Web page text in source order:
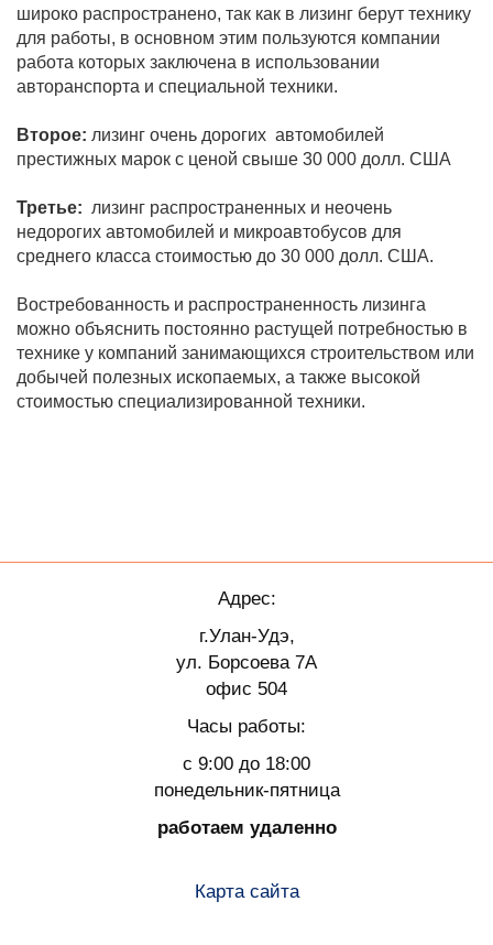
широко распространено, так как в лизинг берут технику
для работы, в основном этим пользуются компании
работа которых заключена в использовании
авторанспорта и специальной техники.
Второе: лизинг очень дорогих автомобилей
престижных марок с ценой свыше 30 000 долл. США
Третье: лизинг распространенных и неочень
недорогих автомобилей и микроавтобусов для
среднего класса стоимостью до 30 000 долл. США.
Востребованность и распространенность лизинга
можно объяснить постоянно растущей потребностью в
технике у компаний занимающихся строительством или
добычей полезных ископаемых, а также высокой
стоимостью специализированной техники.
Адрес:
г.Улан-Удэ,
ул. Борсоева 7А
офис 504
Часы работы:
с 9:00 до 18:00
понедельник-пятница
работаем удаленно
Карта сайта